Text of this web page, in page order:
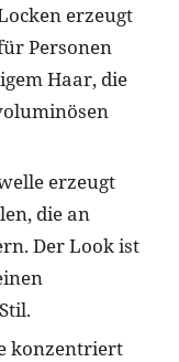
erzeugt
Personen
Haar, die
erzeugt
die an
Der Look ist
konzentriert